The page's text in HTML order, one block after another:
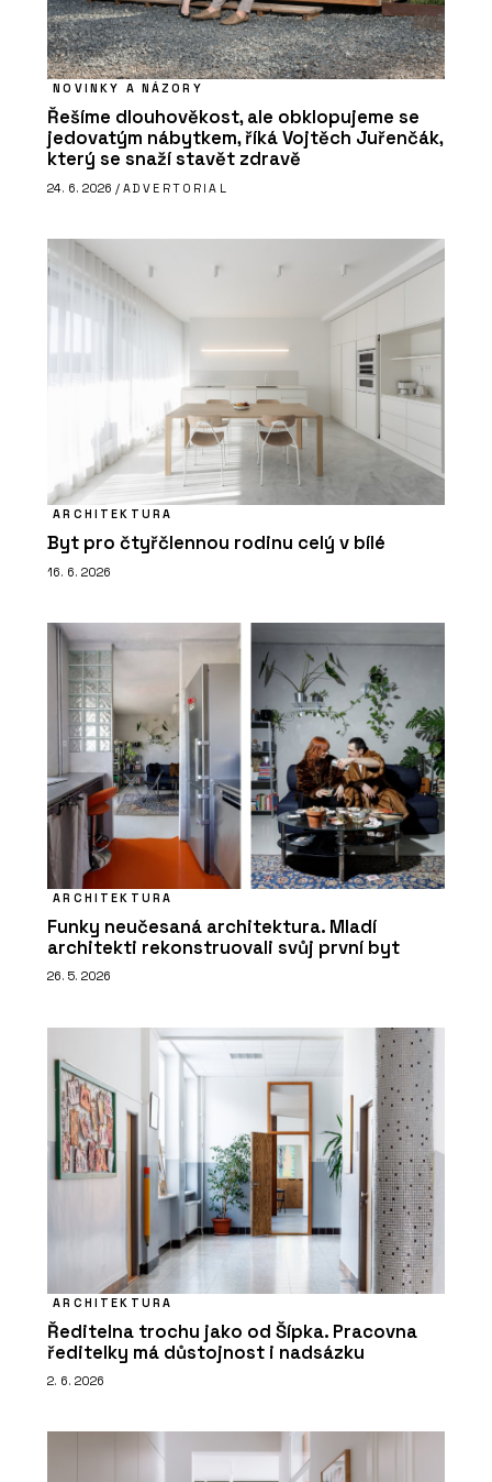
NOVINKY A NÁZORY
Řešíme dlouhověkost, ale obklopujeme se
jedovatým nábytkem, říká Vojtěch Juřenčák,
který se snaží stavět zdravě
24. 6. 2026 / ADVERTORIAL
ARCHITEKTURA
Byt pro čtyřčlennou rodinu celý v bílé
16. 6. 2026
ARCHITEKTURA
Funky neučesaná architektura. Mladí
architekti rekonstruovali svůj první byt
26. 5. 2026
ARCHITEKTURA
Ředitelna trochu jako od Šípka. Pracovna
ředitelky má důstojnost i nadsázku
2. 6. 2026